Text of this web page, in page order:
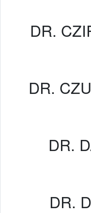
DR.
DR.
DR.
DR.